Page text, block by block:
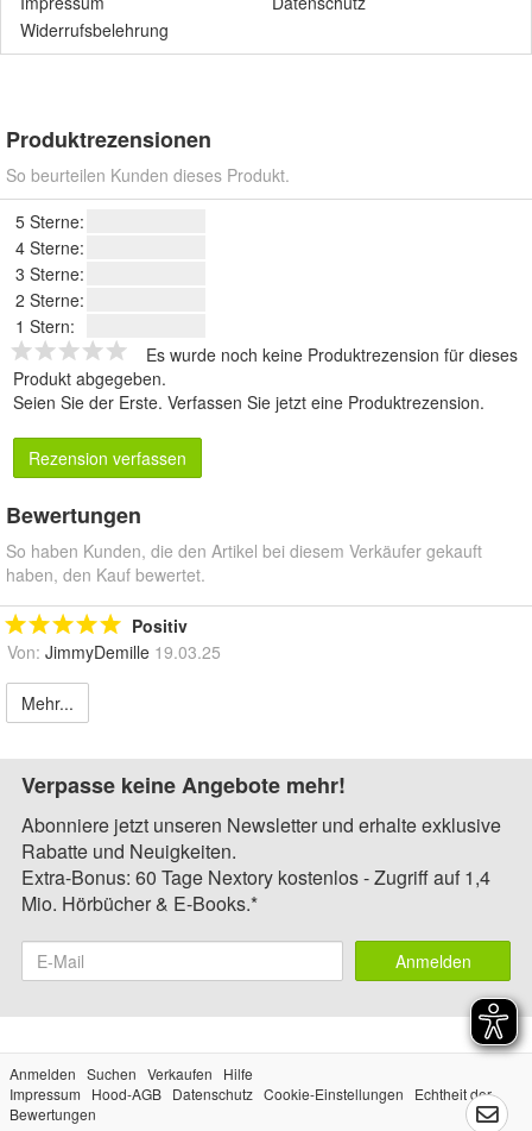
Widerrufsbelehrung
Produktrezensionen
So beurteilen Kunden dieses Produkt.
5 Sterne:
4 Sterne:
3 Sterne:
2 Sterne:
1 Stern:
Es wurde noch keine Produktrezension für dieses
Produkt abgegeben.
Seien Sie der Erste. Verfassen Sie jetzt eine Produktrezension.
Rezension verfassen
Bewertungen
So haben Kunden, die den Artikel bei diesem Verkäufer gekauft
haben, den Kauf bewertet.
Positiv
Von: JimmyDemille 19.03.25
Mehr...
Verpasse keine Angebote mehr!
Abonniere jetzt unseren Newsletter und erhalte exklusive
Rabatte und Neuigkeiten.
Extra-Bonus: 60 Tage Nextory kostenlos - Zugriff auf 1,4
Mio. Hörbücher & E-Books.*
Anmelden
Anmelden Suchen Verkaufen
Hilfe
Impressum
Hood-AGB Datenschutz Cookie-Einstellungen
Echtheit der
Bewertungen